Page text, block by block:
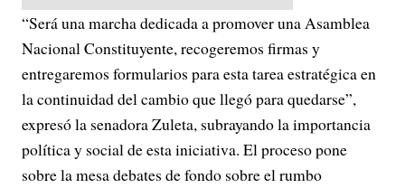
“Será una marcha dedicada a promover una Asamblea
Nacional Constituyente, recogeremos firmas y
entregaremos formularios para esta tarea estratégica en
la continuidad del cambio que llegó para quedarse”,
expresó la senadora Zuleta, subrayando la importancia
política y social de esta iniciativa. El proceso pone
sobre la mesa debates de fondo sobre el rumbo